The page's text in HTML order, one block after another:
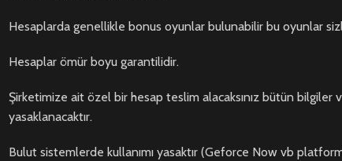
Hesaplarda genellikle bonus oyunlar bulunabilir bu oyunlar
Hesaplar ömür boyu garantilidir.
Şirketimize ait özel bir hesap teslim alacaksınız bütün bilgiler
yasaklanacaktır.
Bulut sistemlerde kullanımı yasaktır (Geforce Now vb